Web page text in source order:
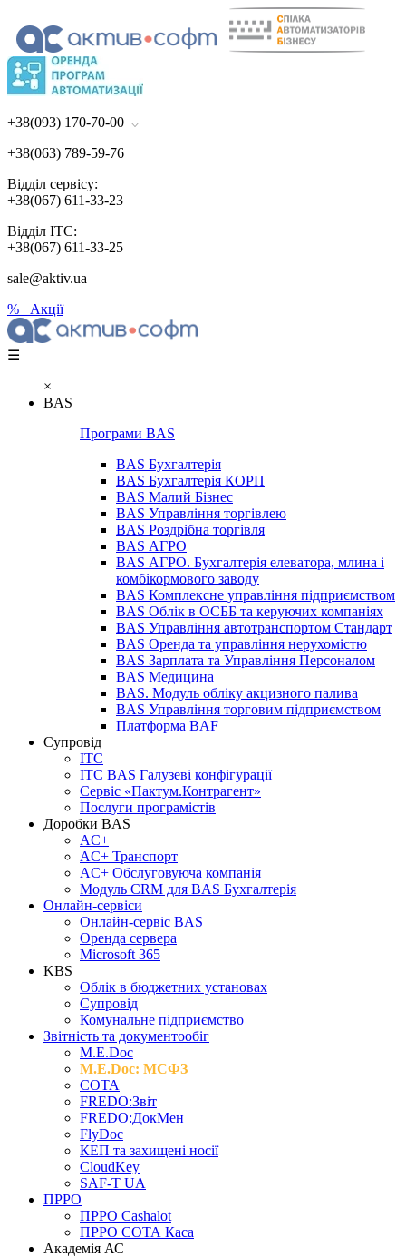
+38(093) 170-70-00
+38(063) 789-59-76
Відділ сервісу:
+38(067) 611-33-23
Відділ ІТС:
+38(067) 611-33-25
sale@aktiv.ua
% Акції
☰
×
BAS
Програми BAS
BAS Бухгалтерія
BAS Бухгалтерія КОРП
BAS Малий Бізнес
BAS Управління торгівлею
BAS Роздрібна торгівля
BAS АГРО
BAS АГРО. Бухгалтерія елеватора, млина і
комбікормового заводу
BAS Комплексне управління підприємством
BAS Облік в ОСББ та керуючих компаніях
BAS Управління автотранспортом Стандарт
BAS Оренда та управління нерухомістю
BAS Зарплата та Управління Персоналом
BAS Медицина
BAS. Модуль обліку акцизного палива
BAS Управління торговим підприємством
Платформа BAF
Супровід
ІТС
ІТС BAS Галузеві конфігурації
Сервіс «Пактум.Контрагент»
Послуги програмістів
Доробки BAS
AC+
AC+ Транспорт
AC+ Обслуговуюча компанія
Модуль CRM для BAS Бухгалтерія
Онлайн-сервіси
Онлайн-сервіс BAS
Оренда сервера
Microsoft 365
KBS
Облік в бюджетних установах
Супровід
Комунальне підприємство
Звітність та документообіг
M.Е.Doc
M.E.Doc: МСФЗ
СОТА
FREDO:Звіт
FREDO:ДокМен
FlyDoc
КЕП та захищені носії
CloudKey
SAF-T UA
ПРРО
ПРРО Cashalot
ПРРО СОТА Каса
Академія АС